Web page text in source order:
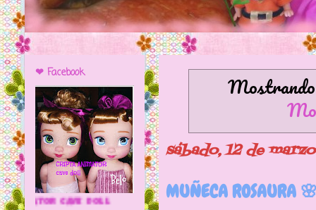
Mostrando
sábado, 12 de
MUÑECA ROSAURA
❤ Facebook
🌼CRIPTA ANIMATOR CAVE DOLL